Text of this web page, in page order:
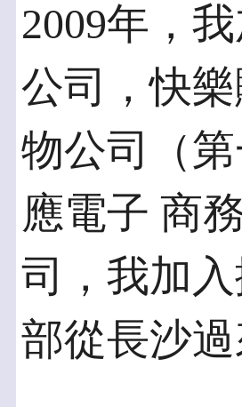
2009年，
公司，快
物公司（
應電子 商
司，我加
部從長沙